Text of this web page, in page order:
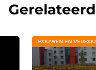
BOUWEN EN